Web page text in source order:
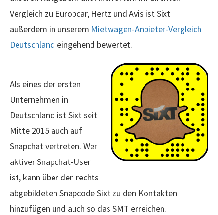
Vergleich zu Europcar, Hertz und Avis ist Sixt
außerdem in unserem Mietwagen-Anbieter-Vergleich
Deutschland eingehend bewertet.
Als eines der ersten
Unternehmen in
Deutschland ist Sixt seit
Mitte 2015 auch auf
Snapchat vertreten. Wer
aktiver Snapchat-User
ist, kann über den rechts
abgebildeten Snapcode Sixt zu den Kontakten
hinzufügen und auch so das SMT erreichen.